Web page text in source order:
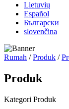
Lietuvių
Español
Български
slovenčina
Rumah /Produk /
Produk
Kategori Produk